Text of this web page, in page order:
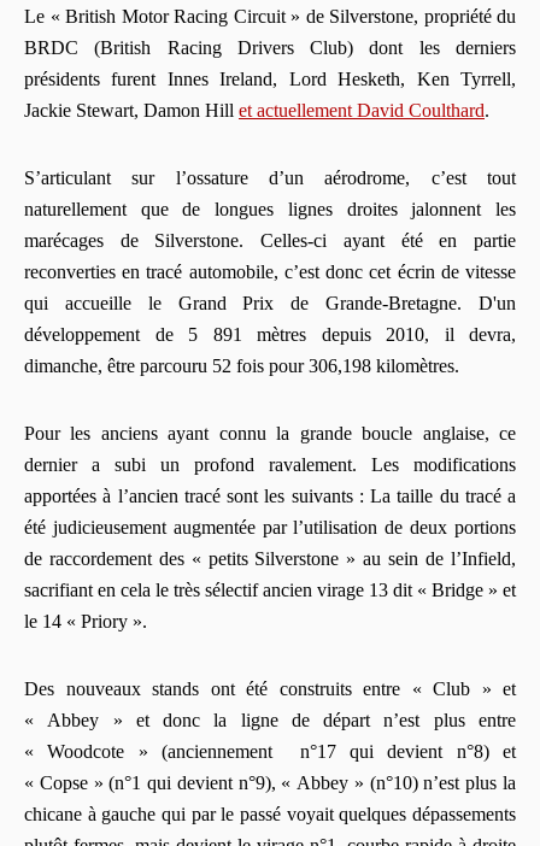
Le « British Motor Racing Circuit » de Silverstone, propriété du
BRDC (British Racing Drivers Club) dont les derniers
présidents furent Innes Ireland, Lord Hesketh, Ken Tyrrell,
Jackie Stewart, Damon Hill et actuellement David Coulthard.
S’articulant sur l’ossature d’un aérodrome, c’est tout
naturellement que de longues lignes droites jalonnent les
marécages de Silverstone. Celles-ci ayant été en partie
reconverties en tracé automobile, c’est donc cet écrin de vitesse
qui accueille le Grand Prix de Grande-Bretagne. D'un
développement de 5 891 mètres depuis 2010, il devra,
dimanche, être parcouru 52 fois pour 306,198 kilomètres.
Pour les anciens ayant connu la grande boucle anglaise, ce
dernier a subi un profond ravalement. Les modifications
apportées à l’ancien tracé sont les suivants : La taille du tracé a
été judicieusement augmentée par l’utilisation de deux portions
de raccordement des « petits Silverstone » au sein de l’Infield,
sacrifiant en cela le très sélectif ancien virage 13 dit « Bridge » et
le 14 « Priory ».
Des nouveaux stands ont été construits entre « Club » et
« Abbey » et donc la ligne de départ n’est plus entre
« Woodcote » (anciennement n°17 qui devient n°8) et
« Copse » (n°1 qui devient n°9), « Abbey » (n°10) n’est plus la
chicane à gauche qui par le passé voyait quelques dépassements